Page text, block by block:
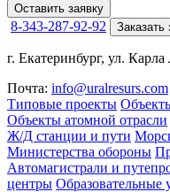
Оставить заявку
8-343-287-92-92 Заказать
г. Екатеринбург, ул.
Почта: info@uralresurs.com
Типовые проекты
Объекты атомной отрасли
Ж/Д станции и пути
Министерства обороны
Автомагистрали и
центры Образовательные